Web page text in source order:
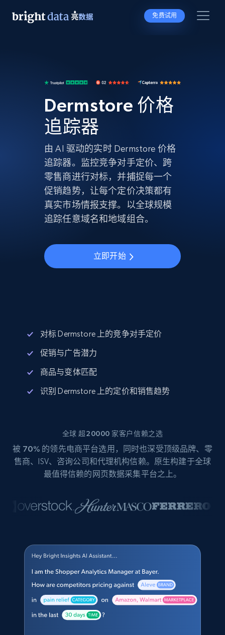
免费试用
Dermstore 价格
追踪器
由 AI 驱动的实时 Dermstore 价格
追踪器。监控竞争对手定价、跨
零售商进行对标，并捕捉每一个
促销趋势，让每个定价决策都有
真实市场情报支撑。以全球规模
追踪任意域名和地域组合。
立即开始
对标 Dermstore 上的竞争对手定价
促销与广告潜力
商品与变体匹配
识别 Dermstore 上的定价和销售趋势
全球 超20000 家客户信赖之选
被 70% 的领先电商平台选用，同时也深受顶级品牌、零
售商、ISV、咨询公司和代理机构信赖。原生构建于全球
最值得信赖的网页数据采集平台之上。